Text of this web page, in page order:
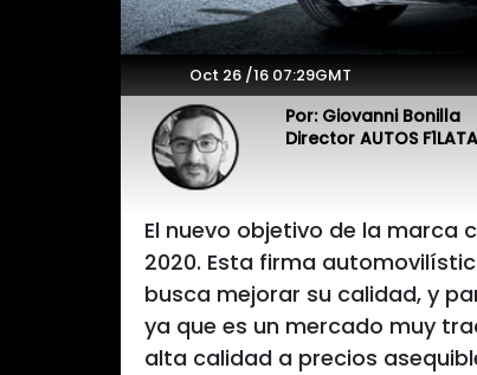
Oct 26 /16 07:29GMT
Por: Giovanni Bonilla
Director AUTOS
El nuevo objetivo de la marca
2020. Esta firma
busca mejorar su calidad, y
ya que es un mercado muy
alta calidad a precios